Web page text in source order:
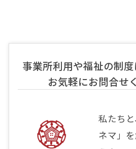
事業所利用や福祉の制
お気軽にお問合せ
私たち
ネマ」